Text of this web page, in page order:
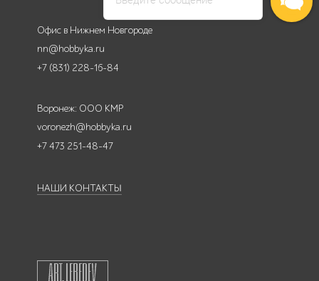
Офис в Нижнем Новгороде
nn@hobbyka.ru
+7 (831) 228-16-84
Воронеж: ООО КМР
voronezh@hobbyka.ru
+7 473 251-48-47
НАШИ КОНТАКТЫ